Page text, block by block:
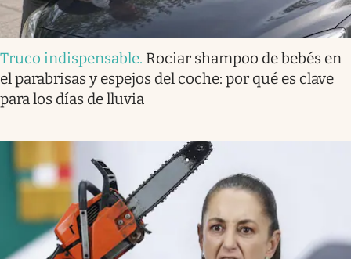
Truco indispensable. Rociar shampoo de bebés en
el parabrisas y espejos del coche: por qué es clave
para los días de lluvia